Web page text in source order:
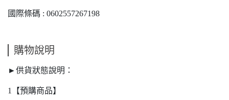
國際條碼 : 0602557267198
購物說明
►供貨狀態說明：
1【預購商品】